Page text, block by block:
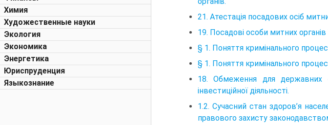
Химия
Художественные науки
Экология
Экономика
Энергетика
Юриспруденция
Языкознание
21. Атестація посадових осіб
19. Посадові особи митних
§ 1. Поняття кримінального
§ 1. Поняття кримінального
18. Обмеження для державних
інвестиційної діяльності.
1.2. Сучасний стан здоров’я
правового захисту